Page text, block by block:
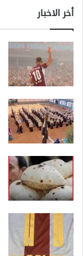
أخر الاخبار